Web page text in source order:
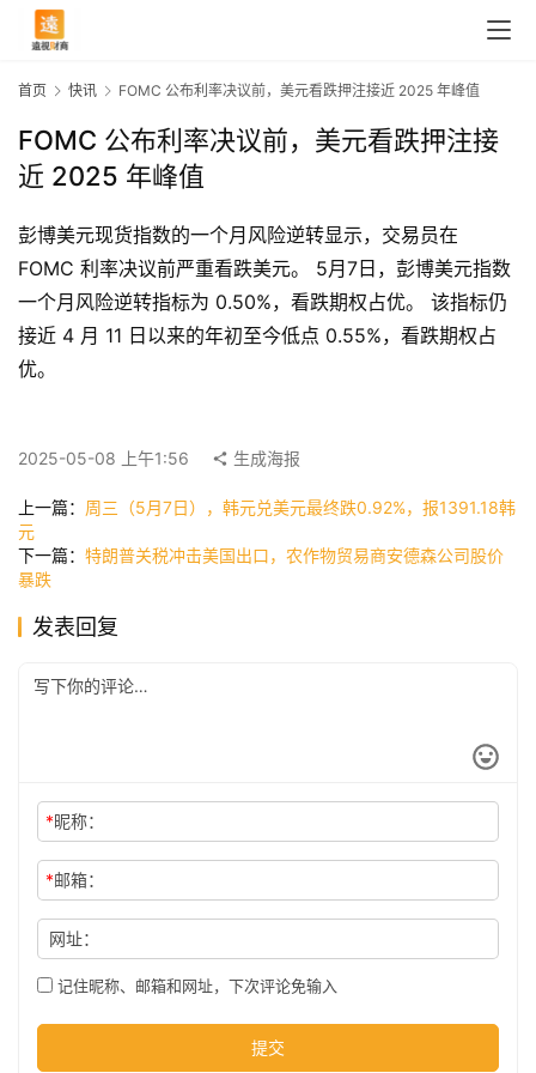
快
讯
公
首页 快讯 FOMC 公布利率决议前，美元看跌押注接近 2025 年峰值
FOMC 公布利率决议前，美元看跌押注接
近 2025 年峰值
彭博美元现货指数的一个月风险逆转显示，交易员在
FOMC 利率决议前严重看跌美元。 5月7日，彭博美元指数
一个月风险逆转指标为 0.50%，看跌期权占优。 该指标仍
接近 4 月 11 日以来的年初至今低点 0.55%，看跌期权占
优。
2025-05-08 上午1:56 生成海报
上一篇： 周三（5月7日），韩元兑美元最终跌0.92%，报1391.18韩
元
下一篇： 特朗普关税冲击美国出口，农作物贸易商安德森公司股价
暴跌
发表回复
*昵称：
*邮箱：
网址：
记住昵称、邮箱和网址，下次评论免输入
提交